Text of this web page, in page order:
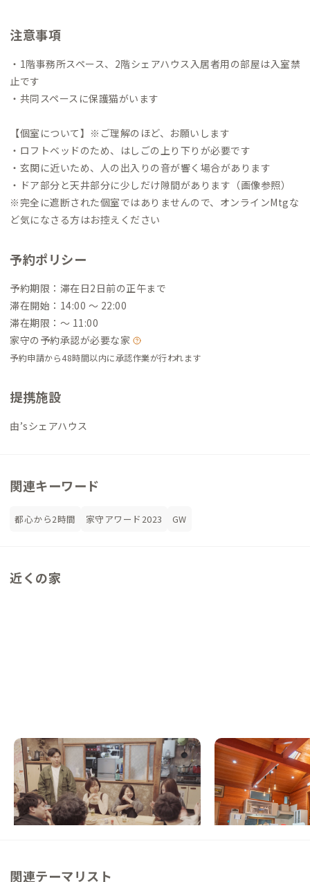
注意事項
・1階事務所スペース、2階シェアハウス入居者用の部屋は入室禁
止です
・共同スペースに保護猫がいます
【個室について】※ご理解のほど、お願いします
・ロフトベッドのため、はしごの上り下りが必要です
・玄関に近いため、人の出入りの音が響く場合があります
・ドア部分と天井部分に少しだけ隙間があります（画像参照）
※完全に遮断された個室ではありませんので、オンラインMtgな
ど気になさる方はお控えください
予約ポリシー
予約期限：滞在日2日前の正午まで
滞在開始：14:00 〜 22:00
滞在期限：〜 11:00
家守の予約承認が必要な家
予約申請から48時間以内に承認作業が行われます
提携施設
由’sシェアハウス
関連キーワード
都心から2時間 家守アワード2023 GW
近くの家
水戸A邸
茨城県 ゲストハウス
【商店街まで徒歩5分】地域に溶け込んだ古
民家暮らしを
この家からの距離 0km
水戸C邸
茨城県 ゲストハウス
【東京駅から60分】
家を思い出す雰囲気
この家からの距離 4km
関連テーマリスト